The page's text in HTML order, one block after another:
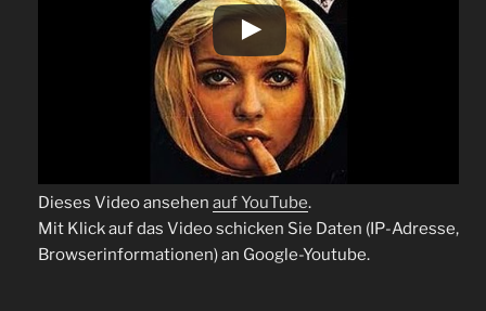
Dieses Video ansehen auf YouTube.
Mit Klick auf das Video schicken Sie Daten (IP-Adresse,
Browserinformationen) an Google-Youtube.